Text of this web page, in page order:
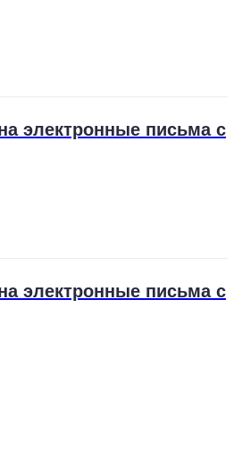
электронные письма с
электронные письма с